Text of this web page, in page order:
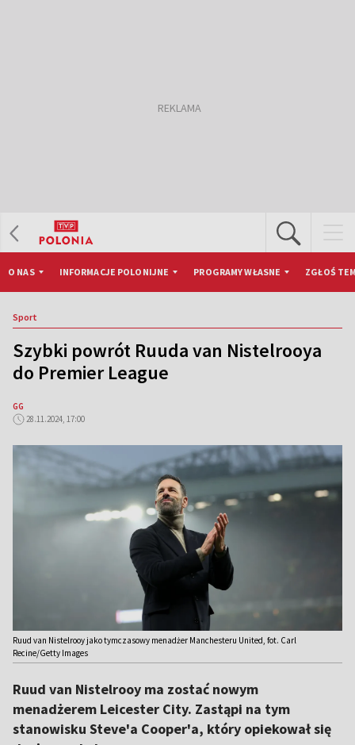
O NAS INFORMACJE POLONIJNE PROGRAMY WŁASNE ZGŁOŚ
Sport
Szybki powrót Ruuda van Nistelrooya
do Premier League
GG
28.11.2024, 17:00
Ruud van Nistelrooy jako tymczasowy menadżer Manchesteru United, fot. Carl
Recine/Getty Images
Ruud van Nistelrooy ma zostać nowym
menadżerem Leicester City. Zastąpi na tym
stanowisku Steve'a Cooper'a, który opiekował się